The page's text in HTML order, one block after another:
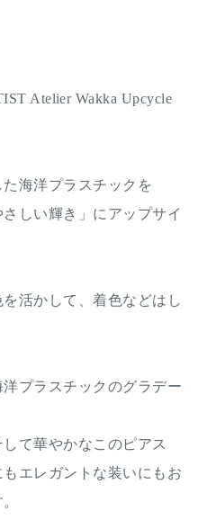
Atelier Wakka Upcycle
海洋プラスチックを
しい輝き」にアップサイ
活かして、着色などはし
プラスチックのグラデー
て華やかなこのピアス
エレガントな装いにもお